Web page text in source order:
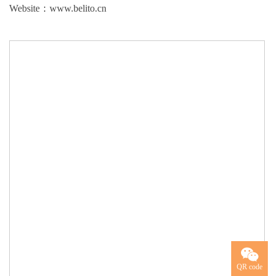
Website： www.belito.cn
QR code